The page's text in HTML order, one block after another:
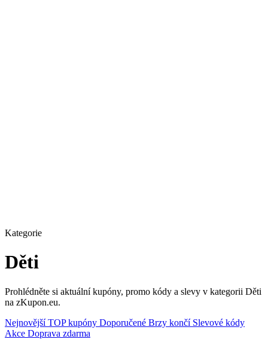
Kategorie
Děti
Prohlédněte si aktuální kupóny, promo kódy a slevy v kategorii Děti
na zKupon.eu.
Nejnovější TOP kupóny Doporučené Brzy končí Slevové kódy
Akce Doprava zdarma